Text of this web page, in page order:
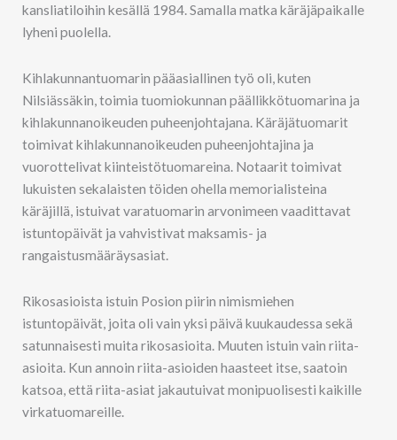
kansliatiloihin kesällä 1984. Samalla matka käräjäpaikalle
lyheni puolella.
Kihlakunnantuomarin pääasiallinen työ oli, kuten
Nilsiässäkin, toimia tuomiokunnan päällikkötuomarina ja
kihlakunnanoikeuden puheenjohtajana. Käräjätuomarit
toimivat kihlakunnanoikeuden puheenjohtajina ja
vuorottelivat kiinteistötuomareina. Notaarit toimivat
lukuisten sekalaisten töiden ohella memorialisteina
käräjillä, istuivat varatuomarin arvonimeen vaadittavat
istuntopäivät ja vahvistivat maksamis- ja
rangaistusmääräysasiat.
Rikosasioista istuin Posion piirin nimismiehen
istuntopäivät, joita oli vain yksi päivä kuukaudessa sekä
satunnaisesti muita rikosasioita. Muuten istuin vain riita-
asioita. Kun annoin riita-asioiden haasteet itse, saatoin
katsoa, että riita-asiat jakautuivat monipuolisesti kaikille
virkatuomareille.